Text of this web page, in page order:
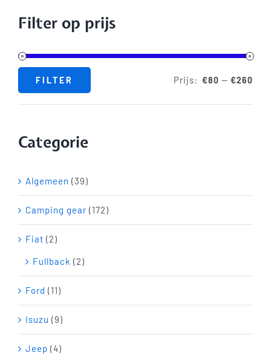
Shop
Blog
Contact
Filter op prijs
Min.
prijs
Max.
prijs
FILTER Prijs: €80 —€260
Categorie
Algemeen (39)
Camping gear (172)
Fiat (2)
Fullback (2)
Ford (11)
Isuzu (9)
Jeep (4)